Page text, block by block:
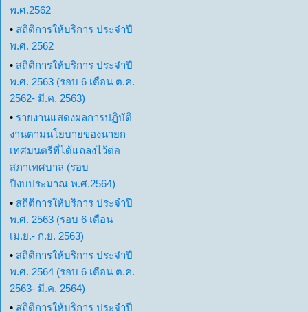
พ.ศ.2562
• สถิติการให้บริการ ประจำปี
พ.ศ. 2562
• สถิติการให้บริการ ประจำปี
พ.ศ. 2563 (รอบ 6 เดือน ต.ค.
2562- มี.ค. 2563)
• รายงานแสดงผลการปฏิบัติ
งานตามนโยบายของนายก
เทศมนตรีที่ได้แถลงไว้ต่อ
สภาเทศบาล (รอบ
ปีงบประมาณ พ.ศ.2564)
• สถิติการให้บริการ ประจำปี
พ.ศ. 2563 (รอบ 6 เดือน
เม.ย.- ก.ย. 2563)
• สถิติการให้บริการ ประจำปี
พ.ศ. 2564 (รอบ 6 เดือน ต.ค.
2563- มี.ค. 2564)
• สถิติการให้บริการ ประจำปี